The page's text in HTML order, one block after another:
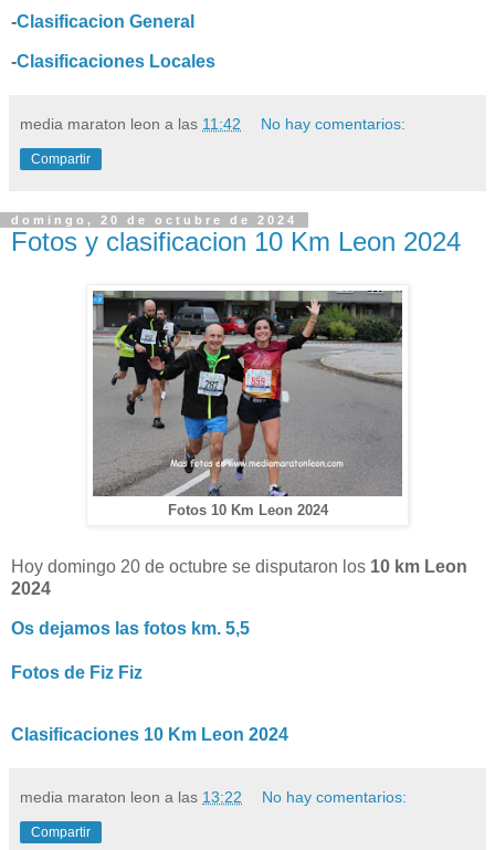
-Clasificacion General
-Clasificaciones Locales
media maraton leon a las 11:42 No hay comentarios:
Compartir
domingo, 20 de octubre de 2024
Fotos y clasificacion 10 Km Leon 2024
Fotos 10 Km Leon 2024
Hoy domingo 20 de octubre se disputaron los 10 km Leon
2024
Os dejamos las fotos km. 5,5
Fotos de Fiz Fiz
Clasificaciones 10 Km Leon 2024
media maraton leon a las 13:22 No hay comentarios:
Compartir